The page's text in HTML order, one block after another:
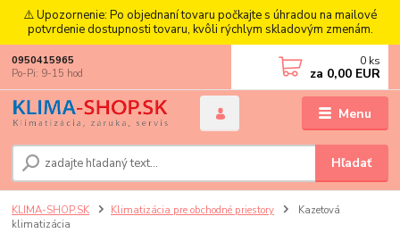
⚠️ Upozornenie: Po objednaní tovaru počkajte s úhradou na mailové
potvrdenie dostupnosti tovaru, kvôli rýchlym skladovým zmenám.
Menu
Hľadať
0950415965
Po-Pi: 9-15 hod
0 ks
za 0,00 EUR
KLIMA-SHOP.SK Klimatizácia pre obchodné priestory
Kazetová
klimatizácia